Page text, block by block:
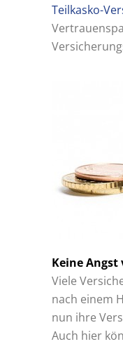
Teilkasko-
Keine Angst
Viele
nach einem
nun ihre
Auch hier